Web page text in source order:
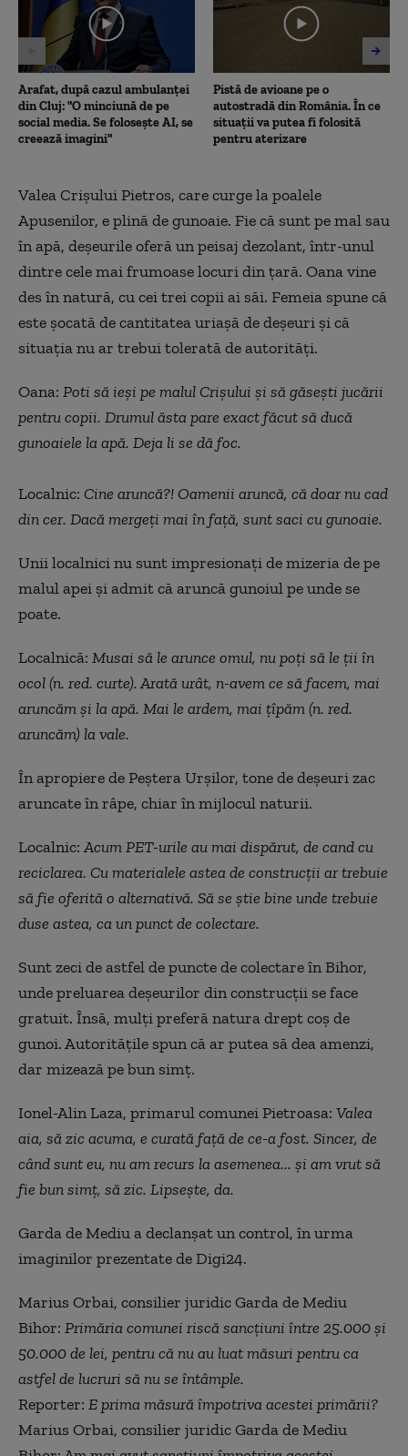
seconds
Arafat, după cazul ambulanței
din Cluj: "O minciună de pe
social media. Se folosește AI, se
creează imagini"
Pistă de avioane pe o
autostradă din România. În ce
situații va putea fi folosită
pentru aterizare
Valea Crișului Pietros, care curge la poalele
Apusenilor, e plină de gunoaie. Fie că sunt pe mal sau
în apă, deșeurile oferă un peisaj dezolant, într-unul
dintre cele mai frumoase locuri dințară. Oana vine
des în natură, cu cei trei copii ai săi. Femeia spune că
este șocată de cantitatea uriașă de deșeuri și că
situația nu ar trebui tolerată de autorități.
Oana: Poti să ieși pe malul Crișului și să găsești jucării
pentru copii. Drumul ăsta pare exact făcut să ducă
gunoaiele la apă. Deja li se dă foc.
Localnic: Cine aruncă?!Oamenii aruncă, că doar nu cad
din cer. Dacă mergeți mai în față, sunt saci cu gunoaie.
Unii localnici nu sunt impresionați de mizeria de pe
malul apei și admit că aruncă gunoiul pe unde se
poate.
Localnică: Musai să le arunce omul, nu poți să le ții în
ocol(n. red. curte). Arată urât, n-avem ce să facem, mai
aruncăm și la apă. Mai le ardem, mai țîpăm(n. red.
aruncăm) la vale.
În apropiere de Peștera Urșilor, tone de deșeuri zac
aruncateîn râpe, chiar în mijlocul naturii.
Localnic:Acum PET-urile au mai dispărut, de cand cu
reciclarea. Cu materialele astea de construcții ar trebuie
să fie oferită o alternativă. Să se știe bine unde trebuie
duse astea, ca un punct de colectare.
Sunt zeci de astfel de puncte de colectareîn Bihor,
unde preluarea deșeurilor din construcții se face
gratuit. Însă, mulți preferă natura drept coș de
gunoi. Autoritățile spun că ar putea să dea amenzi,
dar mizează pe bun simț.
Ionel-Alin Laza, primarul comunei Pietroasa: Valea
aia, să zic acuma, e curată față de ce-a fost. Sincer, de
când sunt eu, nu am recurs la asemenea... și am vrut să
fie bun simț, să zic. Lipsește, da.
Garda de Mediu a declanșat un control, în urma
imaginilor prezentate de Digi24.
Marius Orbai, consilier juridic Garda de Mediu
Bihor: Primăria comunei riscă sancțiuni între 25.000 și
50.000 de lei, pentru că nu au luat măsuri pentru ca
astfel de lucruri să nu se întâmple.
Reporter: E prima măsură împotriva acestei primării?
Marius Orbai, consilier juridic Garda de Mediu